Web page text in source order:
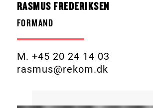
RASMUS FREDERIKSEN
FORMAND
M. +45 20 24 14 03
rasmus@rekom.dk